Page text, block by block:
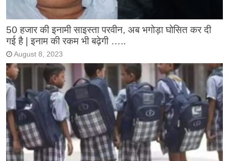
50 हजार की इनामी साइस्ता परवीन, अब भगोड़ा घोसित कर दी
गई है | इनाम की रकम भी बढ़ेगी …..
August 8, 2023